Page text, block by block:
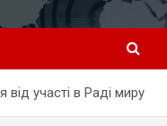
участі в Раді миру